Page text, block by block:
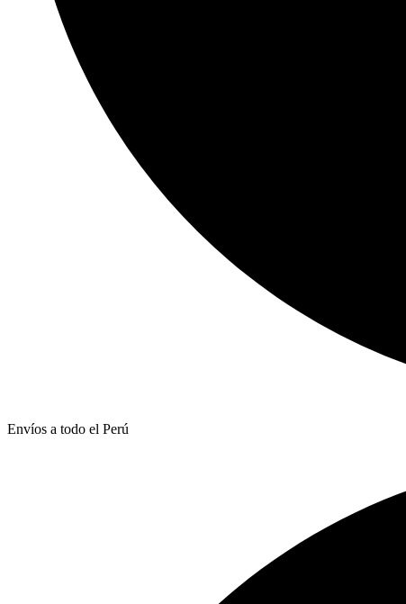
Envíos a todo el Perú